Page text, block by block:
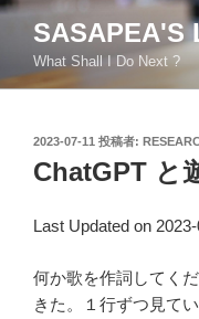
コ
ン
SASAPEA'S
What Shall I Do Next ?
投
稿
日:
2023-07-11 投稿者:
ChatGPT と
Last Updated on
何か歌を作詞してく
きた。１行ずつ見て